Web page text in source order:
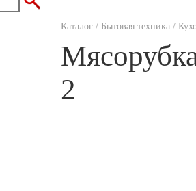
Каталог / Бытовая техника /
2